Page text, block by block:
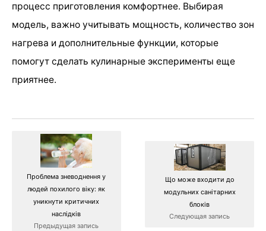
процесс приготовления комфортнее. Выбирая
модель, важно учитывать мощность, количество зон
нагрева и дополнительные функции, которые
помогут сделать кулинарные эксперименты еще
приятнее.
Проблема зневоднення у
людей похилого віку: як
уникнути критичних
наслідків
Предыдущая запись
Що може входити до
модульних санітарних
блоків
Следующая запись